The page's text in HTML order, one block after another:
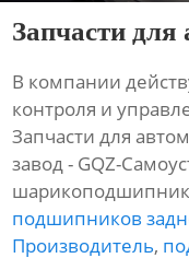
Запчасти для
В компании
контроля и
Запчасти для
завод - GQZ-
подшипников
Производитель,